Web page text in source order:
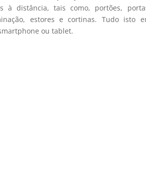
à distância, tais como, portões,
estores e cortinas. Tudo isto
ou tablet.